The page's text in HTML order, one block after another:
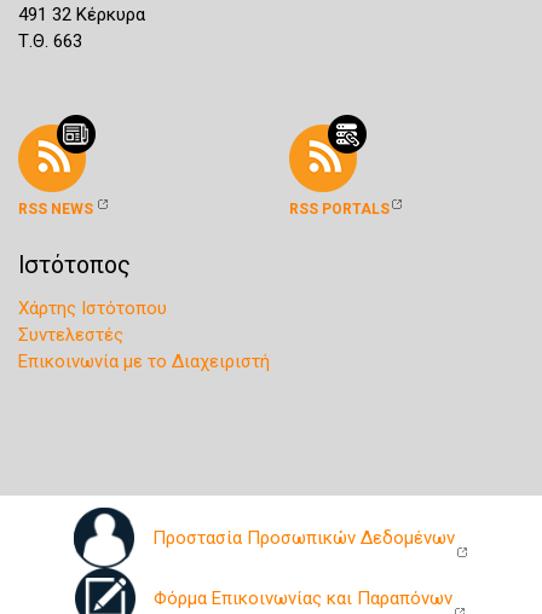
491 32 Κέρκυρα
Τ.Θ. 663
RSS NEWS RSS PORTALS
Ιστότοπος
Χάρτης Ιστότοπου
Συντελεστές
Επικοινωνία με το Διαχειριστή
Προστασία Προσωπικών Δεδομένων
Φόρμα Επικοινωνίας και Παραπόνων